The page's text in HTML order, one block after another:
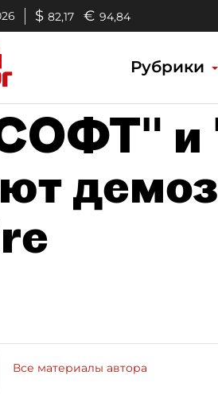
$ 82,17 € 94,84
Рубрики
и
Все материалы автора